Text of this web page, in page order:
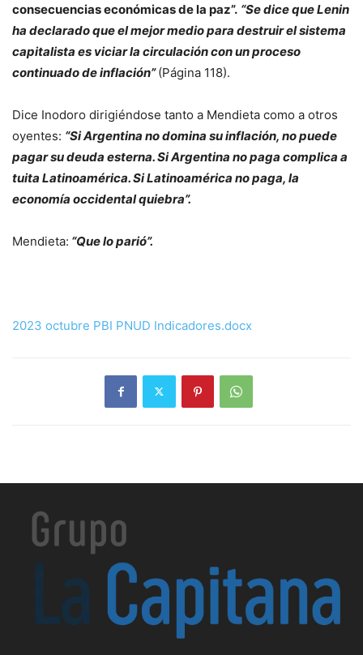
consecuencias económicas de la paz”. “Se dice que Lenin
ha declarado que el mejor medio para destruir el sistema
capitalista es viciar la circulación con un proceso
continuado de inflación”(Página 118).
Dice Inodoro dirigiéndose tanto a Mendieta como a otros
oyentes: “Si Argentina no domina su inflación, no puede
pagar su deuda esterna. Si Argentina no paga complica a
tuita Latinoamérica. Si Latinoamérica no paga, la
economía occidental quiebra”.
Mendieta: “Que lo parió”.
2023 octubre PBI PNUD Indicadores.docx